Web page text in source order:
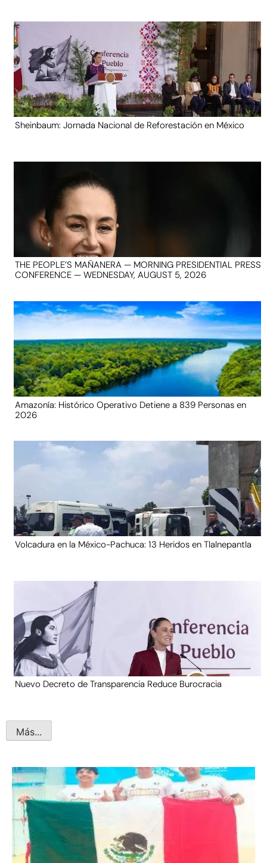
Sheinbaum: Jornada Nacional de Reforestación en México
THE PEOPLE’S MAÑANERA — MORNING PRESIDENTIAL PRESS
CONFERENCE — WEDNESDAY, AUGUST 5, 2026
Amazonía: Histórico Operativo Detiene a 839 Personas en
2026
Volcadura en la México-Pachuca: 13 Heridos en Tlalnepantla
Nuevo Decreto de Transparencia Reduce Burocracia
Más...